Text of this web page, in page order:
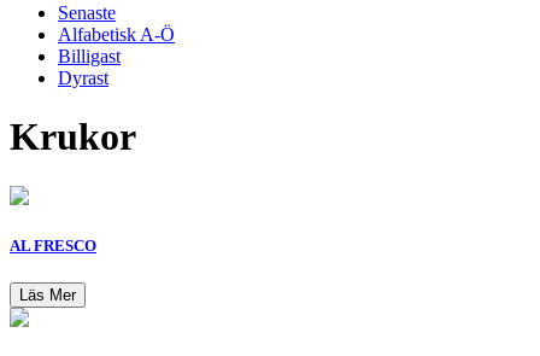
Senaste
Alfabetisk A-Ö
Billigast
Dyrast
Krukor
AL FRESCO
Läs Mer